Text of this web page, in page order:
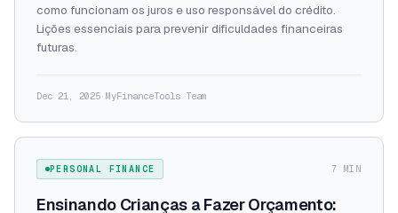
como funcionam os juros e uso responsável do crédito.
Lições essenciais para prevenir dificuldades financeiras
futuras.
Dec 21, 2025· MyFinanceTools Team
PERSONAL FINANCE 7 MIN
Ensinando Crianças a Fazer Orçamento: